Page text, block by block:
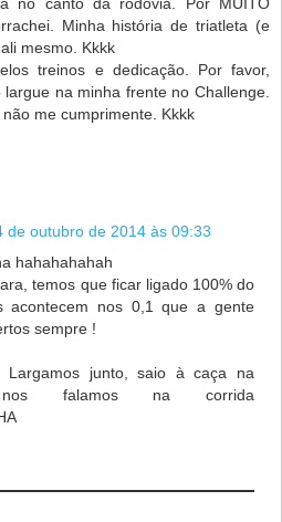
no canto da rodovia. Por MUITO
Minha história de triatleta (e
mesmo. Kkkk
treinos e dedicação. Por favor,
na minha frente no Challenge.
me cumprimente. Kkkk
de outubro de 2014 às 09:33
hahahahahah
temos que ficar ligado 100% do
acontecem nos 0,1 que a gente
sempre !
Largamos junto, saio à caça na
falamos na corrida